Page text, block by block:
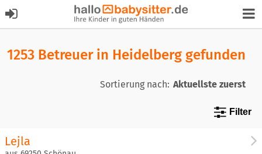
1253 Betreuer in Heidelberg gefunden
Sortierung nach:
Filter
Lejla